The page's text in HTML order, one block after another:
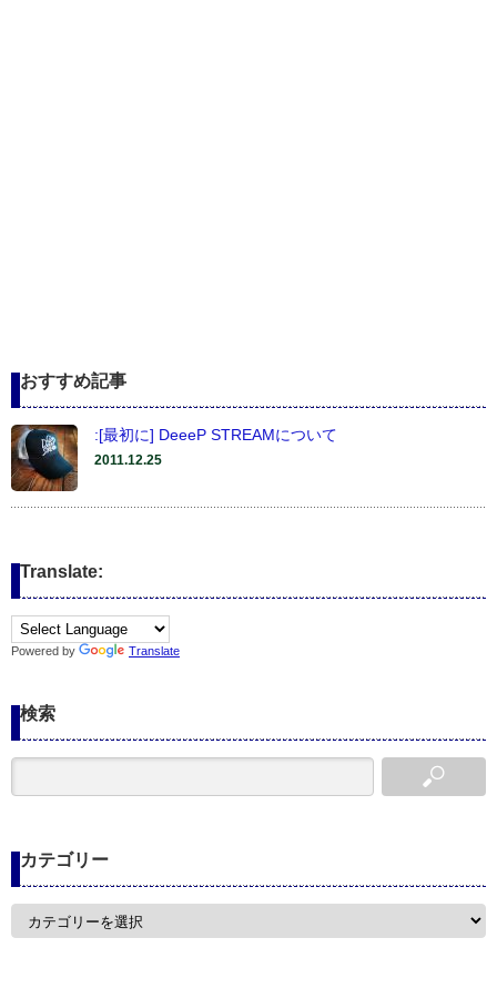
おすすめ記事
:[最初に] DeeeP STREAMについて
2011.12.25
Translate:
Powered by Translate
検索
カテゴリー
カ